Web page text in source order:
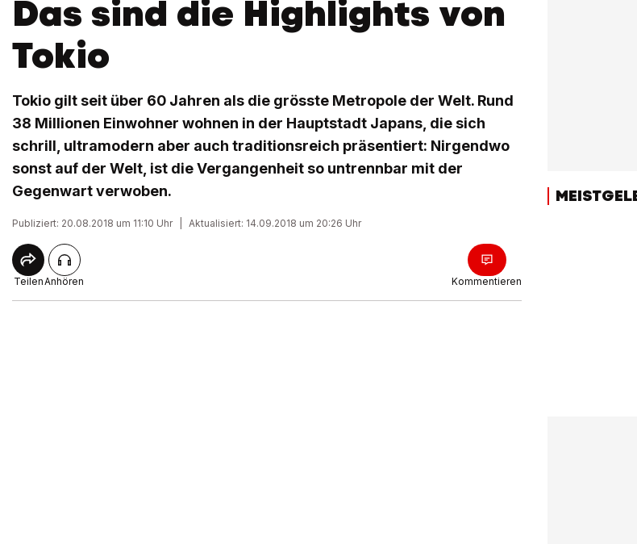
Das sind die Highlights von
Tokio
Tokio gilt seit über 60 Jahren als die grösste Metropole der Welt. Rund
38 Millionen Einwohner wohnen in der Hauptstadt Japans, die sich
schrill, ultramodern aber auch traditionsreich präsentiert: Nirgendwo
sonst auf der Welt, ist die Vergangenheit so untrennbar mit der
Gegenwart verwoben.
Publiziert: 20.08.2018 um 11:10 Uhr Aktualisiert: 14.09.2018 um 20:26 Uhr
TeilenAnhören Kommentieren